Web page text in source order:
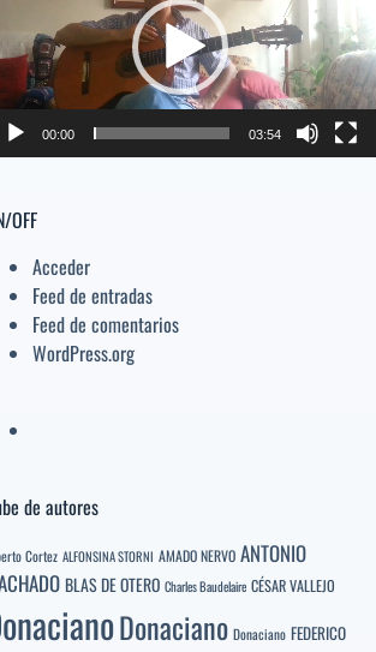
volumen.
00:00 03:54
OFF
Acceder
Feed de entradas
Feed de comentarios
WordPress.org
de autores
Cortez ALFONSINA STORNI AMADO NERVO ANTONIO
BLAS DE OTERO Charles Baudelaire CÉSAR VALLEJO
Donaciano Donaciano FEDERICO